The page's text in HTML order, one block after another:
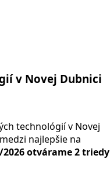
v Novej Dubnici
technológií v Novej
najlepšie na
otvárame 2 triedy